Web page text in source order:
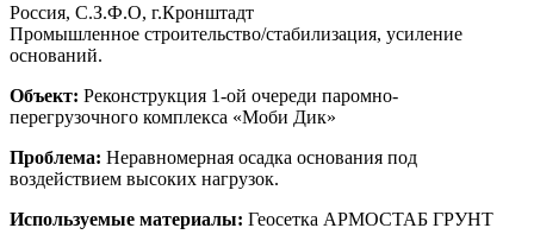
Россия, С.З.Ф.О, г.Кронштадт
Промышленное строительство/стабилизация, усиление
оснований.
Объект: Реконструкция 1-ой очереди паромно-
перегрузочного комплекса «Моби Дик»
Проблема: Неравномерная осадка основания под
воздействием высоких нагрузок.
Используемые материалы: Геосетка АРМОСТАБ ГРУНТ